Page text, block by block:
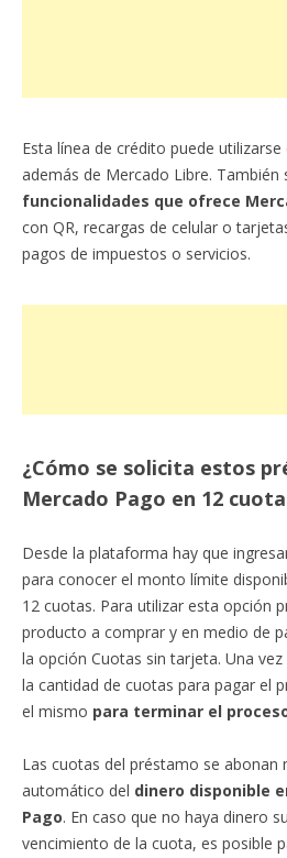
Esta línea de crédito puede
además de Mercado Libre. También
funcionalidades que ofrece
con QR, recargas de celular o
pagos de impuestos o servicios.
¿Cómo se solicita estos
Mercado Pago en 12
Desde la plataforma hay que
para conocer el monto límite
12 cuotas. Para utilizar esta opción
producto a comprar y en medio de
la opción Cuotas sin tarjeta. Una
la cantidad de cuotas para pagar el
el mismo para terminar el
Las cuotas del préstamo se abonan
automático del dinero disponible
Pago. En caso que no haya dinero
vencimiento de la cuota, es posible